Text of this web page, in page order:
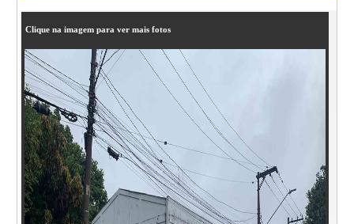
Clique na imagem para ver mais fotos